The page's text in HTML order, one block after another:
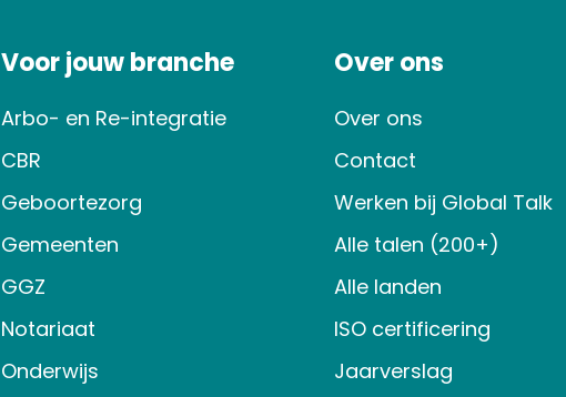
Voor jouw branche
Arbo- en Re-integratie
CBR
Geboortezorg
Gemeenten
GGZ
Notariaat
Onderwijs
Over ons
Over ons
Contact
Werken bij Global Talk
Alle talen (200+)
Alle landen
ISO certificering
Jaarverslag